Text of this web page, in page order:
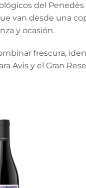
del
van desde una
y ocasión.
frescura,
Avis y el Gran